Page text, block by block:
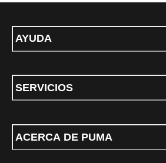
AYUDA
SERVICIOS
ACERCA DE PUMA